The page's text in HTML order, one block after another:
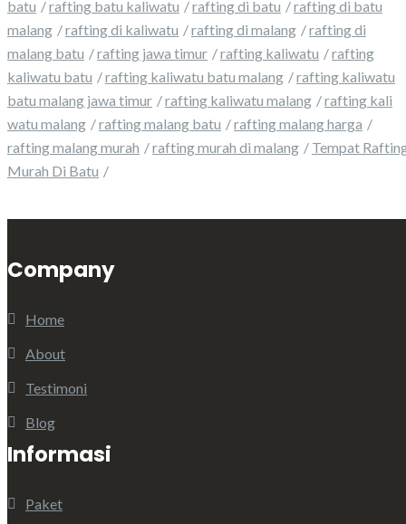
batu
rafting batu kaliwatu rafting di batu
rafting di batu
malang
rafting di kaliwatu rafting di malang
rafting di
malang batu
rafting jawa timur rafting kaliwatu
rafting
kaliwatu batu
rafting kaliwatu batu malang
rafting kaliwatu
batu malang jawa timur
rafting kaliwatu malang
rafting kali
watu malang
rafting malang batu
rafting malang harga
rafting malang murah
rafting murah di malang
Tempat
Murah Di Batu
Company
Home
About
Testimoni
Blog
Informasi
Paket